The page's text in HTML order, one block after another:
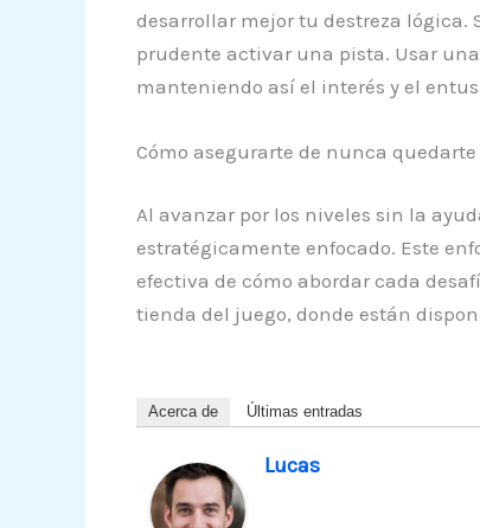
desarrollar mejor tu destreza lógica.
prudente activar una pista. Usar
manteniendo así el interés y el
Cómo asegurarte de nunca
Al avanzar por los niveles sin la
estratégicamente enfocado. Este
efectiva de cómo abordar cada
tienda del juego, donde están
Acerca de Últimas entradas
Lucas